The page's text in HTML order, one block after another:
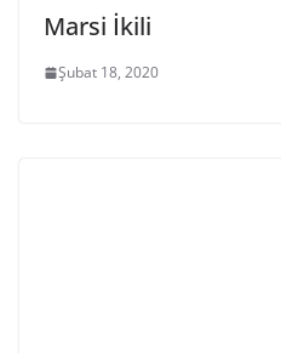
Marsi İkili
Şubat 18, 2020